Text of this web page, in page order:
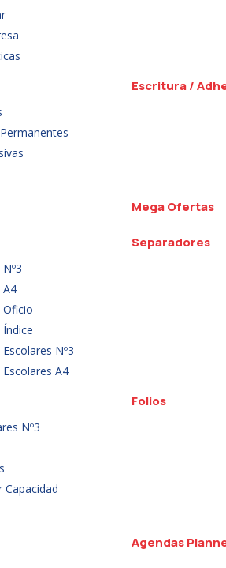
Escritura /
Mega Ofertas
Separadores
A4
Oficio
Nº3
A4
Folios
Nº3
Capacidad
Agendas